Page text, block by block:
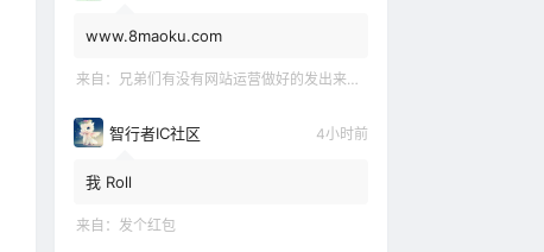
www.8maoku.com
来自： 兄弟们有没有网站运营做好的发出来观摩观摩嘛
智行者IC社区 4小时前
我 Roll
来自： 发个红包